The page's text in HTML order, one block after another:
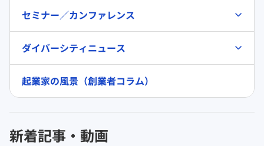
セミナー／カンファレンス
ダイバーシティニュース
起業家の風景（創業者コラム）
新着記事・動画